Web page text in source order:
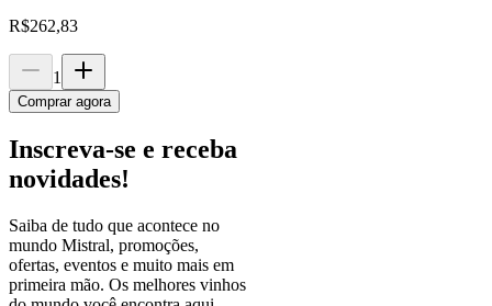
R$262,83
1
Comprar agora
Inscreva-se e receba
novidades!
Saiba de tudo que acontece no
mundo Mistral, promoções,
ofertas, eventos e muito mais em
primeira mão. Os melhores vinhos